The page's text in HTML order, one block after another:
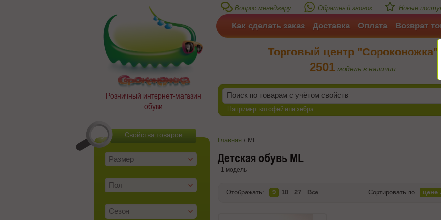
Розничный интернет-магазин
обуви
Например:котофей илизебра
Вопрос менеджеру Обратный звонок Новые
Как сделать заказ Доставка Оплата Возврат
Торговый центр "Сороконожка"
2501 модель в наличии
Размер
Пол
Сезон
Свойства товаров
Главная / ML
Детская обувь ML
1 модель
Отображать: 9 18 27 Все Сортировать по цене